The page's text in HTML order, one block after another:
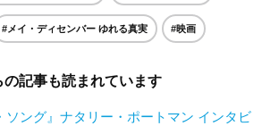
#メイ・ディセンバー ゆれる真実 #映画
の記事も読まれています
ソング』ナタリー・ポートマン インタビ